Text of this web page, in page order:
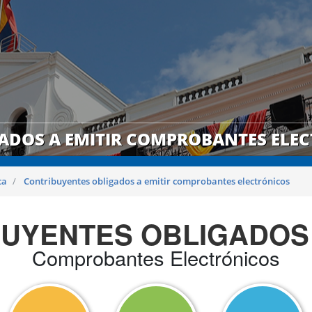
A EMITIR COMPROBANTES
Contribuyentes obligados a emitir comprobantes electrónicos
Comprobantes Electrónicos